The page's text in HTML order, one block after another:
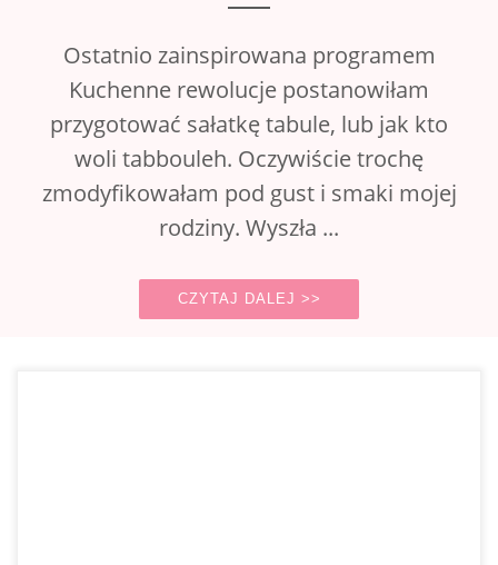
Ostatnio zainspirowana programem
Kuchenne rewolucje postanowiłam
przygotować sałatkę tabule, lub jak kto
woli tabbouleh. Oczywiście trochę
zmodyfikowałam pod gust i smaki mojej
rodziny. Wyszła ...
CZYTAJ DALEJ >>